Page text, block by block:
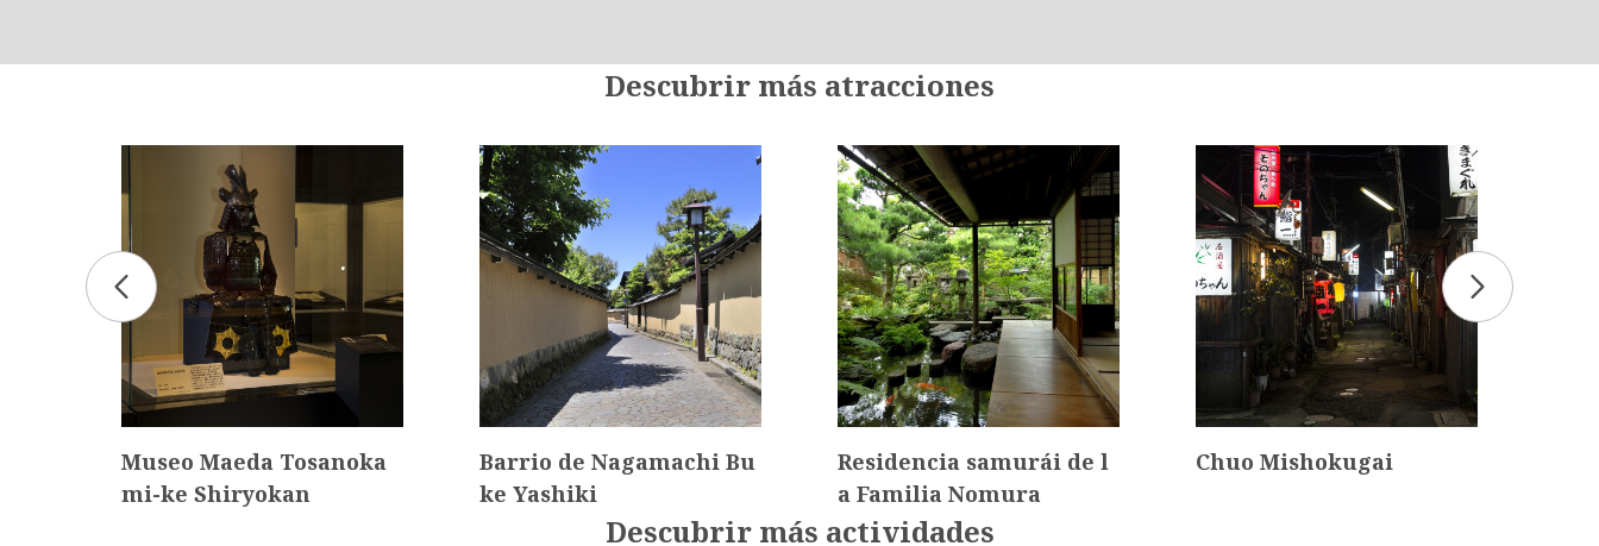
Descubrir más atracciones
Museo Maeda Tosanoka
mi-ke Shiryokan
Barrio de Nagamachi Bu
ke Yashiki
Residencia samurái de l
a Familia Nomura
Chuo Mishokugai
Descubrir más actividades